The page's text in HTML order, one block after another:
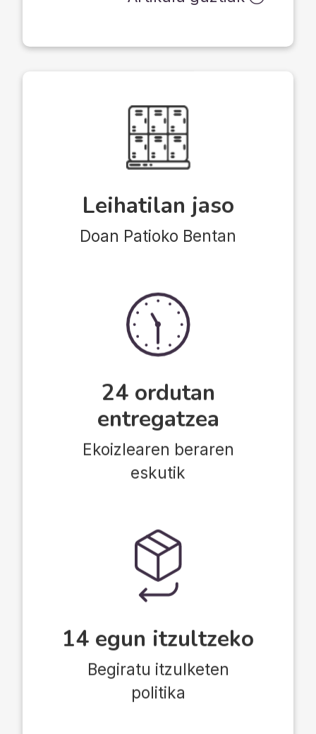
Leihatilan jaso
Doan Patioko Bentan
24 ordutan
entregatzea
Ekoizlearen beraren
eskutik
14 egun itzultzeko
Begiratu itzulketen
politika